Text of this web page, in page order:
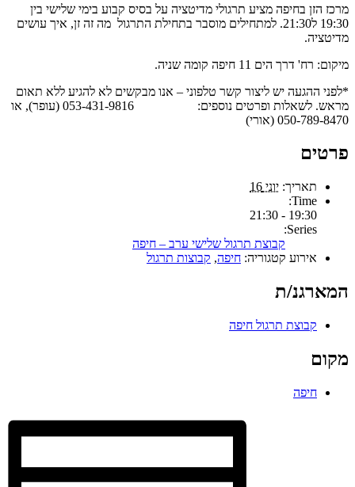
מרכז הזן בחיפה מציע תרגולי מדיטציה על בסיס קבוע בימי שלישי בין
19:30 ל21:30. למתחילים מוסבר בתחילת התרגול מה זה זן, איך עושים
מדיטציה.
מיקום: רח' דרך הים 11 חיפה קומה שניה.
*לפני ההגעה יש ליצור קשר טלפוני – אנו מבקשים לא להגיע ללא תאום
מראש. לשאלות ופרטים נוספים: 053-431-9816 (עופר), או
050-789-8470 (אורי)
פרטים
תאריך: יוני 16
Time:
19:30 - 21:30
Series:
קבוצת תרגול שלישי ערב – חיפה
אירוע קטגוריה: חיפה, קבוצות תרגול
המארגנ/ת
קבוצת תרגול חיפה
מקום
חיפה